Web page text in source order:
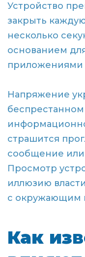
Устройство
закрыть
несколько
основанием
приложениями
Напряжение
страшится
сообщение
Просмотр
иллюзию
с окружающим
Как